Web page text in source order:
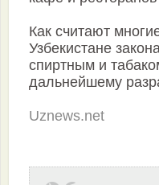
Как считают
Узбекистане
спиртным и
дальнейшему
Uznews.net